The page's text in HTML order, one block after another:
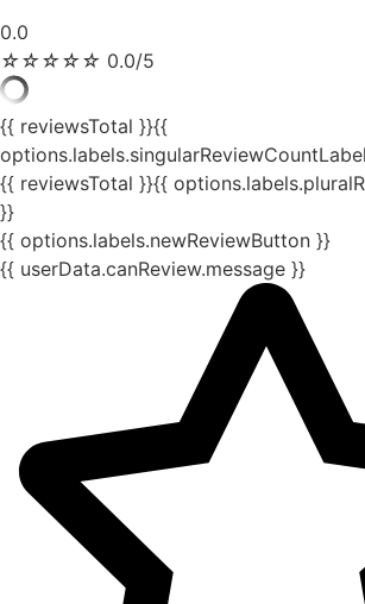
0.0
☆☆☆☆☆ 0.0/5
{{ reviewsTotal }}{{
{{ reviewsTotal }}{{
}}
{{ options.labels.newReviewButton }}
{{ userData.canReview.message }}